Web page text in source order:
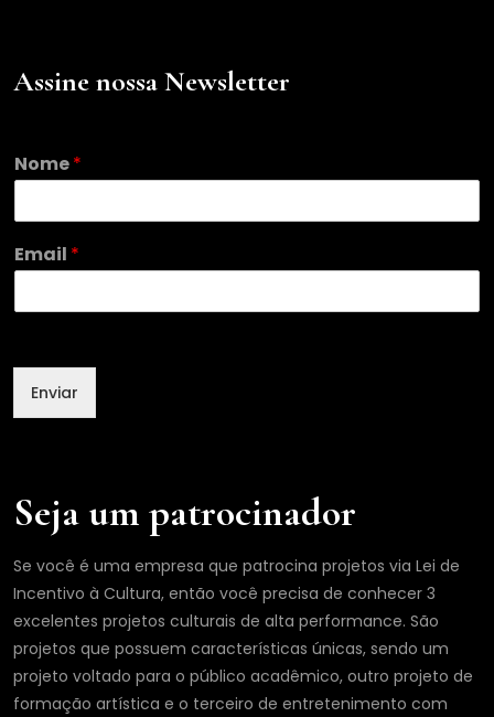
Assine nossa Newsletter
Nome*
E
m
i
o
e
Email *
Enviar
Seja um patrocinador
Se você é uma empresa que patrocina projetos via Lei de
Incentivo à Cultura, então você precisa de conhecer 3
excelentes projetos culturais de alta performance. São
projetos que possuem características únicas, sendo um
projeto voltado para o público acadêmico, outro projeto de
formação artística e o terceiro de entretenimento com